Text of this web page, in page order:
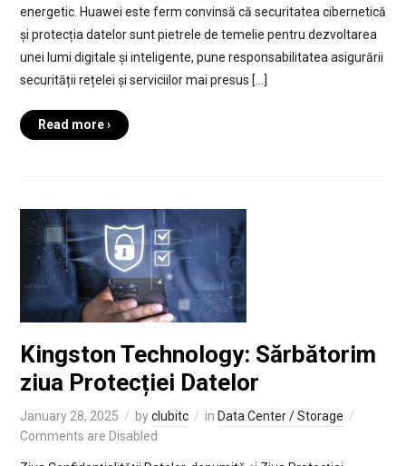
energetic. Huawei este ferm convinsă că securitatea cibernetică
și protecția datelor sunt pietrele de temelie pentru dezvoltarea
unei lumi digitale și inteligente, pune responsabilitatea asigurării
securității rețelei și serviciilor mai presus […]
Read more ›
Kingston Technology: Sărbătorim
ziua Protecției Datelor
January 28, 2025 byclubitc in Data Center / Storage
Comments are Disabled